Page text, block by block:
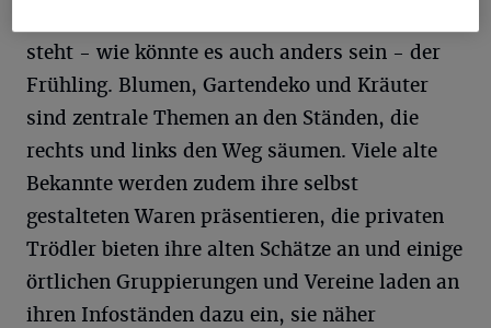
steht - wie könnte es auch anders sein - der
Frühling. Blumen, Gartendeko und Kräuter
sind zentrale Themen an den Ständen, die
rechts und links den Weg säumen. Viele alte
Bekannte werden zudem ihre selbst
gestalteten Waren präsentieren, die privaten
Trödler bieten ihre alten Schätze an und einige
örtlichen Gruppierungen und Vereine laden an
ihren Infoständen dazu ein, sie näher